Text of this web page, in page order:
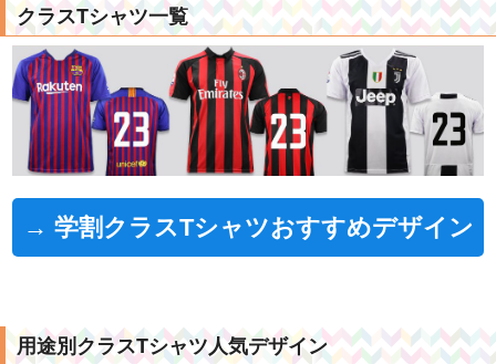
クラスTシャツ一覧
→ 学割クラスTシャツおすすめデザイン
用途別クラスTシャツ人気デザイン